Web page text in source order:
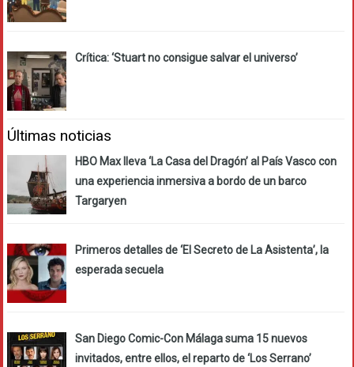
Crítica: ‘Stuart no consigue salvar el universo’
Últimas noticias
HBO Max lleva ‘La Casa del Dragón’ al País Vasco con
una experiencia inmersiva a bordo de un barco
Targaryen
Primeros detalles de ‘El Secreto de La Asistenta’, la
esperada secuela
San Diego Comic-Con Málaga suma 15 nuevos
invitados, entre ellos, el reparto de ‘Los Serrano’